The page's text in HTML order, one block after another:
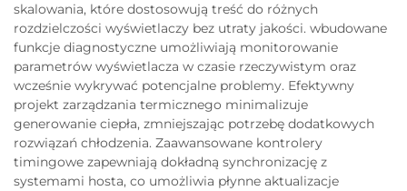
skalowania, które dostosowują treść do różnych
rozdzielczości wyświetlaczy bez utraty jakości. wbudowane
funkcje diagnostyczne umożliwiają monitorowanie
parametrów wyświetlacza w czasie rzeczywistym oraz
wcześnie wykrywać potencjalne problemy. Efektywny
projekt zarządzania termicznego minimalizuje
generowanie ciepła, zmniejszając potrzebę dodatkowych
rozwiązań chłodzenia. Zaawansowane kontrolery
timingowe zapewniają dokładną synchronizację z
systemami hosta, co umożliwia płynne aktualizacje